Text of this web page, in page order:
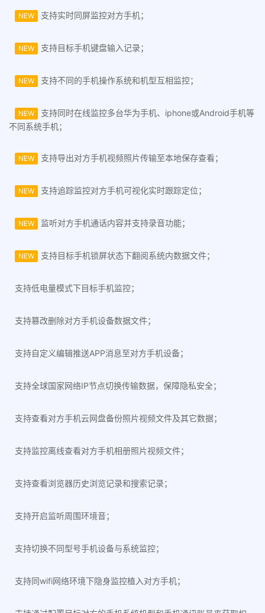
NEW 支持实时同屏监控对方手机；
NEW 支持目标手机键盘输入记录；
NEW 支持不同的手机操作系统和机型互相监控；
NEW
支持同时在线监控多台华为手机、iphone或Android手机等
不同系统手机；
NEW 支持导出对方手机视频照片传输至本地保存查看；
NEW 支持追踪监控对方手机可视化实时跟踪定位；
NEW 监听对方手机通话内容并支持录音功能；
NEW 支持目标手机锁屏状态下翻阅系统内数据文件；
支持低电量模式下目标手机监控；
支持篡改删除对方手机设备数据文件；
支持自定义编辑推送APP消息至对方手机设备；
支持全球国家网络IP节点切换传输数据，保障隐私安全；
支持查看对方手机云网盘备份照片视频文件及其它数据；
支持监控离线查看对方手机相册照片视频文件；
支持查看浏览器历史浏览记录和搜索记录；
支持开启监听周围环境音；
支持切换不同型号手机设备与系统监控；
支持同wifi网络环境下隐身监控植入对方手机；